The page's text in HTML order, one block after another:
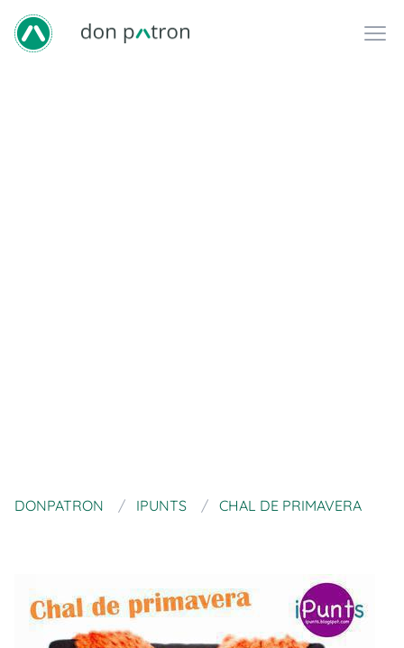
DONPATRON IPUNTS CHAL DE PRIMAVERA